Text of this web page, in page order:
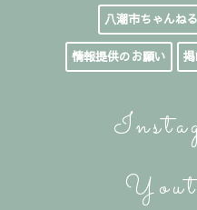
八潮市ちゃんね
情報提供のお願い